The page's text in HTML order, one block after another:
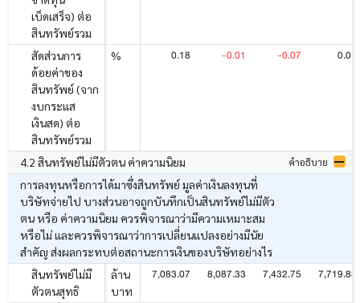
เบ็ดเสร็จ) ต่อ
สินทรัพย์รวม
สัดส่วนการ
ด้อยค่าของ
สินทรัพย์ (จาก
งบกระแส
เงินสด) ต่อ
สินทรัพย์รวม
% 0.18 -0.01 -0.07 0.01
4.2 สินทรัพย์ไม่มีตัวตน ค่าความนิยม คำอธิบาย
การลงทุนหรือการได้มาซึ่งสินทรัพย์ มูลค่าเงินลงทุนที่
บริษัทจ่ายไป บางส่วนอาจถูกบันทึกเป็นสินทรัพย์ไม่มีตัว
ตน หรือ ค่าความนิยม ควรพิจารณาว่ามีความเหมาะสม
หรือไม่ และควรพิจารณาว่าการเปลี่ยนแปลงอย่างมีนัย
สำคัญ ส่งผลกระทบต่อสถานะการเงินของบริษัทอย่างไร
สินทรัพย์ไม่มี
ตัวตนสุทธิ
ล้าน
บาท
7,083.07 8,087.33 7,432.75 7,719.83